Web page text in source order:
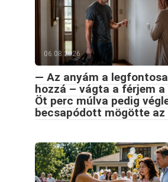
06.08.2026
— Az anyám a
hozzá – vágta a férjem a
Öt perc múlva pedig
becsapódott mögötte az